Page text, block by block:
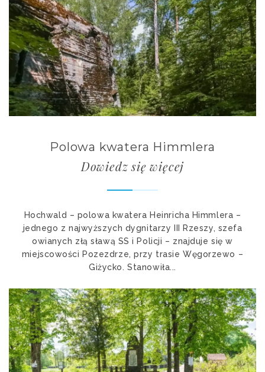
Polowa kwatera Himmlera
Dowiedz się więcej
Hochwald – polowa kwatera Heinricha Himmlera –
jednego z najwyższych dygnitarzy III Rzeszy, szefa
owianych złą sławą SS i Policji – znajduje się w
miejscowości Pozezdrze, przy trasie Węgorzewo –
Giżycko. Stanowiła...